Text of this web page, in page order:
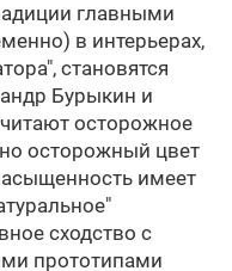
главными
в интерьерах,
становятся
Бурыкин и
осторожное
осторожный цвет
имеет
сходство с
прототипами